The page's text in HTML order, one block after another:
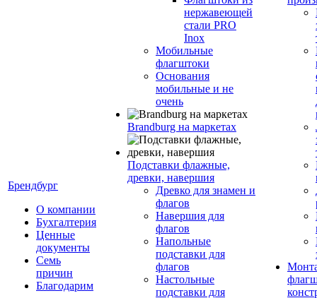
Брендбург
О компании
Бухгалтерия
Ценные
документы
Семь
причин
Благодарим
нержавеющей
стали PRO
Inox
Мобильные
флагштоки
Основания
мобильные и не
очень
Brandburg на маркетах
Подставки флажные,
древки, навершия
Древко для знамен и
флагов
Навершия для
флагов
Напольные
подставки для
флагов
Настольные
подставки для